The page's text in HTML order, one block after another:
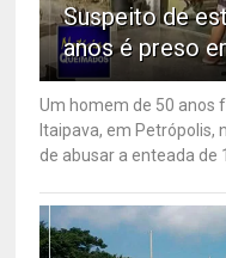
Suspeito de
anos é preso
Um homem de 50 anos
Itaipava, em Petrópolis,
de abusar a enteada de